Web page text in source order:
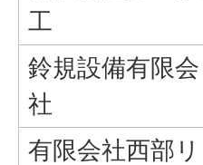
工
鈴規設備有限会
社
有限会社西部リ